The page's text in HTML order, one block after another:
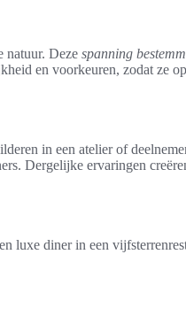
natuur. Deze spanning
en voorkeuren, zodat ze
in een atelier of
Dergelijke ervaringen
luxe diner in een